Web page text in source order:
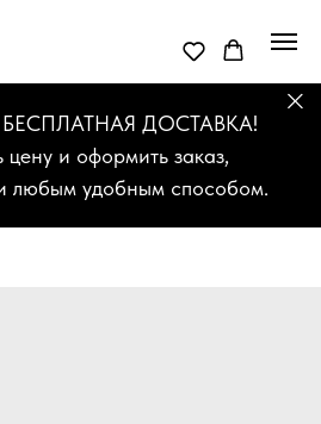
ДОСТАВКА!
цену и оформить заказ,
любым удобным способом.